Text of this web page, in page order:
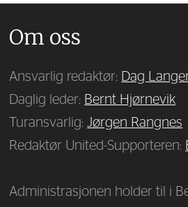
Om oss
Ansvarlig redaktør: Dag
Daglig leder: Bernt Hjørnevik
Turansvarlig:Jørgen Rangnes
Redaktør United-Supporteren:
Administrasjonen holder til i